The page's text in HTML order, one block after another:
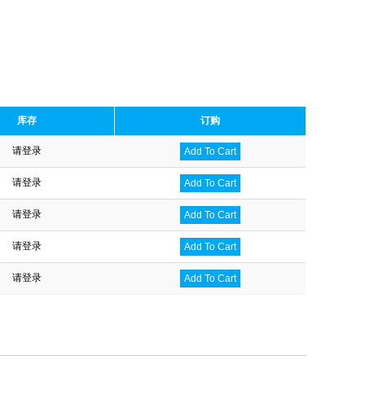
库存 订购
请登录 Add To Cart
请登录 Add To Cart
请登录 Add To Cart
请登录 Add To Cart
请登录 Add To Cart